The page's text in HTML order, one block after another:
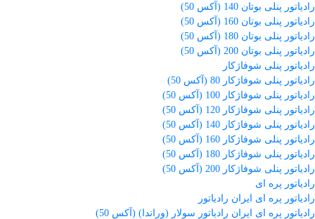
رادیاتور پنلی بوتان 140 (آکس 50)
رادیاتور پنلی بوتان 160 (آکس 50)
رادیاتور پنلی بوتان 180 (آکس 50)
رادیاتور پنلی بوتان 200 (آکس 50)
رادیاتور پنلی شوفاژکار
رادیاتور پنلی شوفاژکار 80 (آکس 50)
رادیاتور پنلی شوفاژکار 100 (آکس 50)
رادیاتور پنلی شوفاژکار 120 (آکس 50)
رادیاتور پنلی شوفاژکار 140 (آکس 50)
رادیاتور پنلی شوفاژکار 160 (آکس 50)
رادیاتور پنلی شوفاژکار 180 (آکس 50)
رادیاتور پنلی شوفاژکار 200 (آکس 50)
رادیاتور پره ای
رادیاتور پره ای ایران رادیاتور
رادیاتور پره ای ایران رادیاتور سولار (وراندا) (آکس 50)